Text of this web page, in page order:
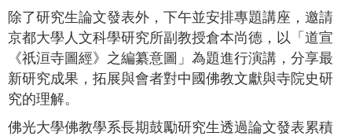
除了研究生論文發表外，下午並安排專題講座，邀請
京都大學人文科學研究所副教授倉本尚德，以「道宣
《祇洹寺圖經》之編纂意圖」為題進行演講，分享最
新研究成果，拓展與會者對中國佛教文獻與寺院史研
究的理解。
佛光大學佛教學系長期鼓勵研究生透過論文發表累積